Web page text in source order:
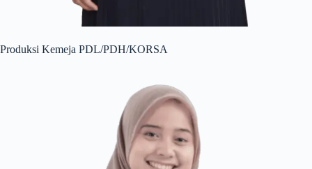
Produksi Kemeja PDL/PDH/KORSA